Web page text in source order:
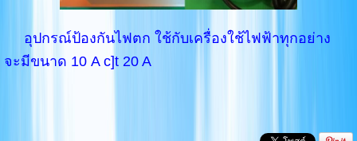
อุปกรณ์ป้องกันไฟตก ใช้กับเครื่องใช้ไฟฟ้าทุกอย่าง
จะมีขนาด 10 A c]t 20 A